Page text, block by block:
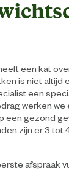
een kat
is niet altijd
een
werken we
een gezond
zijn er 3 tot
afspraak